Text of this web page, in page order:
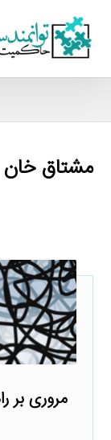
مشتاق خان
مروری بر